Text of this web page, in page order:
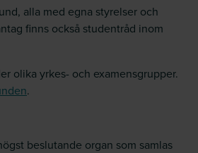
alla med egna styrelser och
finns också studentråd inom
olika yrkes- och examensgrupper.
.
beslutande organ som samlas